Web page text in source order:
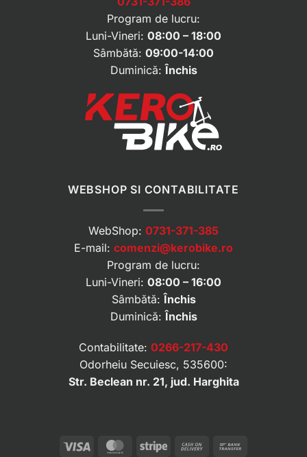
Program de lucru:
Luni-Vineri: 08:00 – 18:00
Sâmbătă: 09:00-14:00
Duminică: Închis
WEBSHOP SI CONTABILITATE
WebShop: 0731-371-385
E-mail: comenzi@kerobike.ro
Program de lucru:
Luni-Vineri: 08:00 – 16:00
Sâmbătă:Închis
Duminică:Închis
Contabilitate: 0266-217-430
Odorheiu Secuiesc, 535600:
Str. Beclean nr. 21, jud. Harghita
Visa MasterCard
Stripe
Cash